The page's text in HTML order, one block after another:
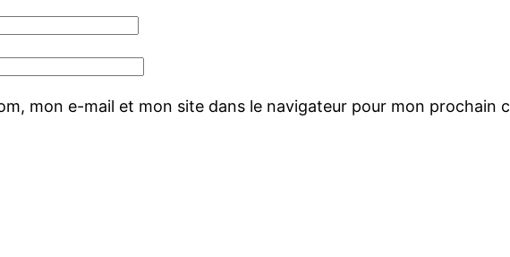
mon e-mail et mon site dans le navigateur pour mon prochain